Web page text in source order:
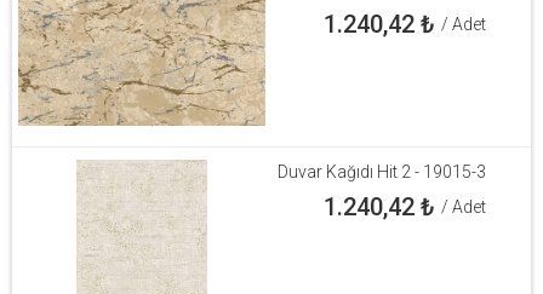
1.240,42₺ / Adet
Duvar Kağıdı Hit 2 - 19015-3
1.240,42₺ / Adet